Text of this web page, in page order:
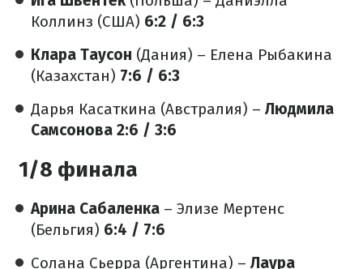
Коллинз (США) 6:2 / 6:3
Клара Таусон (Дания) – Елена Рыбакина
(Казахстан) 7:6 / 6:3
Дарья Касаткина (Австралия) – Людмила
Самсонова 2:6 / 3:6
1/8 финала
Арина Сабаленка – Элизе Мертенс
(Бельгия) 6:4 / 7:6
Солана Сьерра (Аргентина) – Лаура